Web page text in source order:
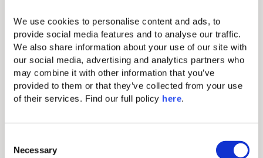
We use cookies to personalise content and ads, to
provide social media features and to analyse our traffic.
We also share information about your use of our site with
our social media, advertising and analytics partners who
may combine it with other information that you’ve
provided to them or that they’ve collected from your use
of their services. Find our full policy here.
Necessary
Coffre-fort électronique (convient aux
tablettes et aux petits ordinateurs portables)
Machine à café Nespresso et nécessaire à thé
WiFi gratuit
Téléphone direct (payant)